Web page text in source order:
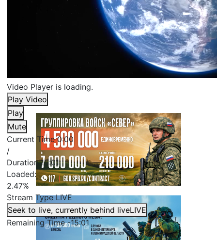
Video Player is loading.
Play Video
Play
Mute
Current Time0:00
/
Duration15:01
Loaded:
2.47%
Stream TypeLIVE
Seek to live, currently behind liveLIVE
Remaining Time-15:01